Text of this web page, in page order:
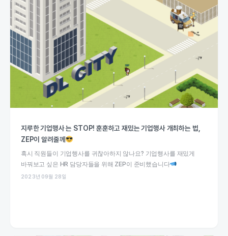
지루한 기업행사 는 STOP! 훈훈하고 재밌는 기업행사 개최하는 법,
ZEP이 알려줄께
혹시 직원들이 기업행사를 귀찮아하지 않나요? 기업행사를 재밌게
바꿔보고 싶은 HR 담당자들을 위해 ZEP이 준비했습니다
2023년 09월 28일